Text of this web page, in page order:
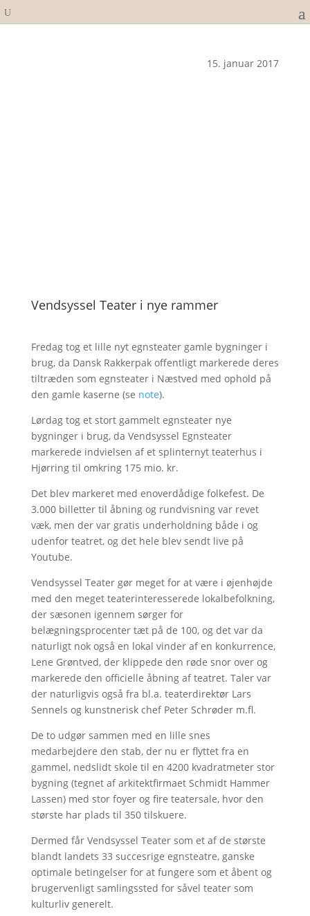
15. januar 2017
Vendsyssel Teater i nye rammer
Fredag tog et lille nyt egnsteater gamle bygninger i
brug, da Dansk Rakkerpak offentligt markerede deres
tiltræden som egnsteater i Næstved med ophold på
den gamle kaserne (se note).
Lørdag tog et stort gammelt egnsteater nye
bygninger i brug, da Vendsyssel Egnsteater
markerede indvielsen af et splinternyt teaterhus i
Hjørring til omkring 175 mio. kr.
Det blev markeret med enoverdådige folkefest. De
3.000 billetter til åbning og rundvisning var revet
væk, men der var gratis underholdning både i og
udenfor teatret, og det hele blev sendt live på
Youtube.
Vendsyssel Teater gør meget for at være i øjenhøjde
med den meget teaterinteresserede lokalbefolkning,
der sæsonen igennem sørger for
belægningsprocenter tæt på de 100, og det var da
naturligt nok også en lokal vinder af en konkurrence,
Lene Grøntved, der klippede den røde snor over og
markerede den officielle åbning af teatret. Taler var
der naturligvis også fra bl.a. teaterdirektør Lars
Sennels og kunstnerisk chef Peter Schrøder m.fl.
De to udgør sammen med en lille snes
medarbejdere den stab, der nu er flyttet fra en
gammel, nedslidt skole til en 4200 kvadratmeter stor
bygning (tegnet af arkitektfirmaet Schmidt Hammer
Lassen) med stor foyer og fire teatersale, hvor den
største har plads til 350 tilskuere.
Dermed får Vendsyssel Teater som et af de største
blandt landets 33 succesrige egnsteatre, ganske
optimale betingelser for at fungere som et åbent og
brugervenligt samlingssted for såvel teater som
kulturliv generelt.